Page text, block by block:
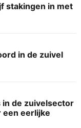
stakingen in met
in de zuivel
de zuivelsector
een eerlijke